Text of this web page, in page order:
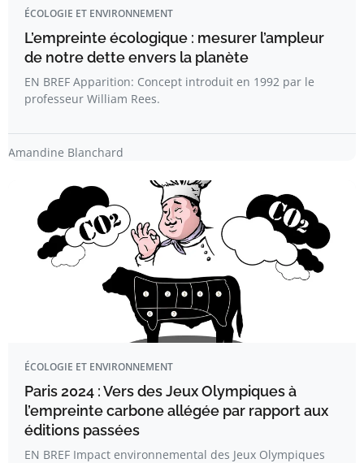
ÉCOLOGIE ET ENVIRONNEMENT
L’empreinte écologique : mesurer l’ampleur
de notre dette envers la planète
EN BREF Apparition: Concept introduit en 1992 par le
professeur William Rees.
Amandine Blanchard
ÉCOLOGIE ET ENVIRONNEMENT
Paris 2024 : Vers des Jeux Olympiques à
l’empreinte carbone allégée par rapport aux
éditions passées
EN BREF Impact environnemental des Jeux Olympiques